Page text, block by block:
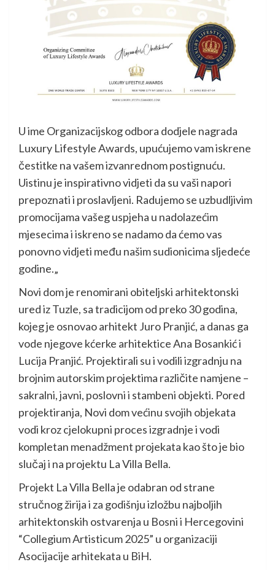
U ime Organizacijskog odbora dodjele nagrada
Luxury Lifestyle Awards, upućujemo vam iskrene
čestitke na vašem izvanrednom postignuću.
Uistinu je inspirativno vidjeti da su vaši napori
prepoznati i proslavljeni. Radujemo se uzbudljivim
promocijama vašeg uspjeha u nadolazećim
mjesecima i iskreno se nadamo da ćemo vas
ponovno vidjeti među našim sudionicima sljedeće
godine.„
Novi dom je renomirani obiteljski arhitektonski
ured iz Tuzle, sa tradicijom od preko 30 godina,
kojeg je osnovao arhitekt Juro Pranjić, a danas ga
vode njegove kćerke arhitektice Ana Bosankić i
Lucija Pranjić. Projektirali su i vodili izgradnju na
brojnim autorskim projektima različite namjene –
sakralni, javni, poslovni i stambeni objekti. Pored
projektiranja, Novi dom većinu svojih objekata
vodi kroz cjelokupni proces izgradnje i vodi
kompletan menadžment projekata kao što je bio
slučaj i na projektu La Villa Bella.
Projekt La Villa Bella je odabran od strane
stručnog žirija i za godišnju izložbu najboljih
arhitektonskih ostvarenja u Bosni i Hercegovini
“Collegium Artisticum 2025” u organizaciji
Asocijacije arhitekata u BiH.